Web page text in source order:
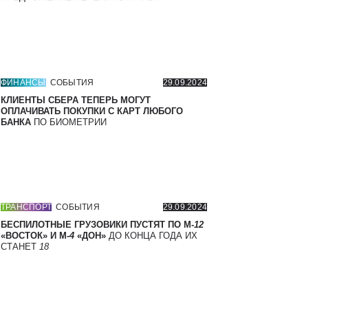
ФИНАНСЫ СОБЫТИЯ 29.09.2024
КЛИЕНТЫ СБЕРА ТЕПЕРЬ МОГУТ
ОПЛАЧИВАТЬ ПОКУПКИ С КАРТ ЛЮБОГО
БАНКА ПО БИОМЕТРИИ
ТРАНСПОРТ СОБЫТИЯ 29.09.2024
БЕСПИЛОТНЫЕ ГРУЗОВИКИ ПУСТЯТ ПО М-12
«ВОСТОК» И М-4 «ДОН» ДО КОНЦА ГОДА ИХ
СТАНЕТ 18